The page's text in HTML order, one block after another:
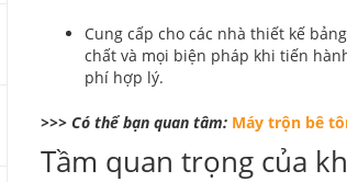
Cung cấp cho các nhà thiết kế
chất và mọi biện pháp khi tiến
phí hợp lý.
>>> Có thể bạn quan tâm: Máy trộn bê
Tầm quan trọng của